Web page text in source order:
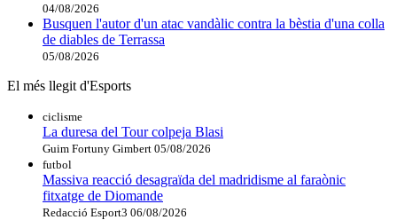
04/08/2026
Busquen l'autor d'un atac vandàlic contra la bèstia d'una colla
de diables de Terrassa
05/08/2026
El més llegit d'Esports
ciclisme
La duresa del Tour colpeja Blasi
Guim Fortuny Gimbert 05/08/2026
futbol
Massiva reacció desagraïda del madridisme al faraònic
fitxatge de Diomande
Redacció Esport3 06/08/2026